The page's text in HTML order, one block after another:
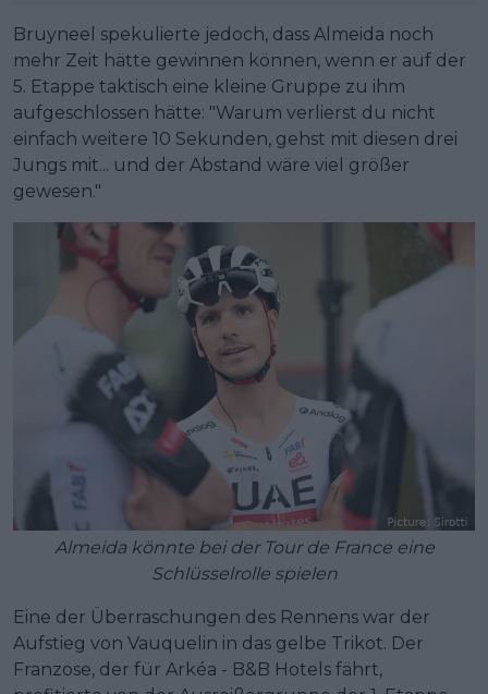
Bruyneel spekulierte jedoch, dass Almeida noch
mehr Zeit hätte gewinnen können, wenn er auf der
5. Etappe taktisch eine kleine Gruppe zu ihm
aufgeschlossen hätte: "Warum verlierst du nicht
einfach weitere 10 Sekunden, gehst mit diesen drei
Jungs mit... und der Abstand wäre viel größer
gewesen."
Almeida könnte bei der Tour de France eine
Schlüsselrolle spielen
Eine der Überraschungen des Rennens war der
Aufstieg von Vauquelin in das gelbe Trikot. Der
Franzose, der für Arkéa - B&B Hotels fährt,